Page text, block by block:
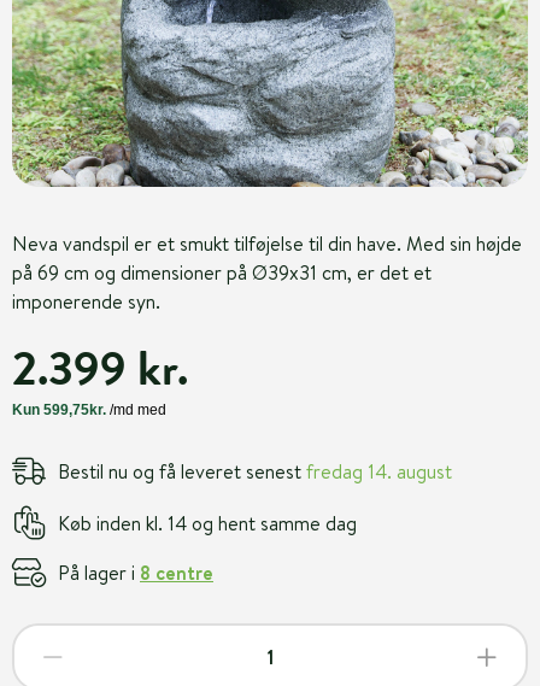
Neva vandspil er et smukt tilføjelse til din have. Med sin højde
på 69 cm og dimensioner på Ø39x31 cm, er det et
imponerende syn.
2.399 kr.
Bestil nu og få leveret senestfredag 14. august
Køb inden kl. 14 og hent samme dag
På lager i 8 centre